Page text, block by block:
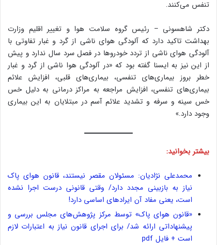
تنفس می‌کنند.
دکتر شاهسونی – رئیس گروه سلامت هوا و تغییر اقلیم وزارت
بهداشت تاکید دارد که آلودگی هوای ناشی از گرد و غبار تفاوتی با
آلودگی هوای ناشی از تردد خودروها در فصل سرد سال ندارد و پیش
از این نیز به ایسنا گفته بود که «در آلودگی هوا ناشی از گرد و غبار
خطر بروز بیماری‌های تنفسی،‌ بیماری‌های قلبی، افزایش علائم
بیماری‌های تنفسی، افزایش مراجعه به مراکز درمانی به دلیل خس
خس سینه و سرفه و تشدید علائم آسم در مبتلایان به این بیماری
وجود دارد.»
بیشتر بخوانید:
محمدعلی نژادیان: مسئولان مقصر نیستند، قانون هوای پاک
نیاز به بازبینی مجدد دارد/ وقتی قانونی درست اجرا نشده
است، یعنی مفاد آن ایرادهای اساسی دارد!
«قانون هوای پاک» توسط مرکز پژوهش‌های مجلس بررسی و
پیشنهاداتی ارائه شد/ برای اجرای قانون نیاز به اعتبارات لازم
است + فایل pdf